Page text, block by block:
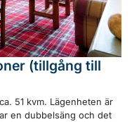
(tillgång till
51 kvm. Lägenheten är
en dubbelsäng och det